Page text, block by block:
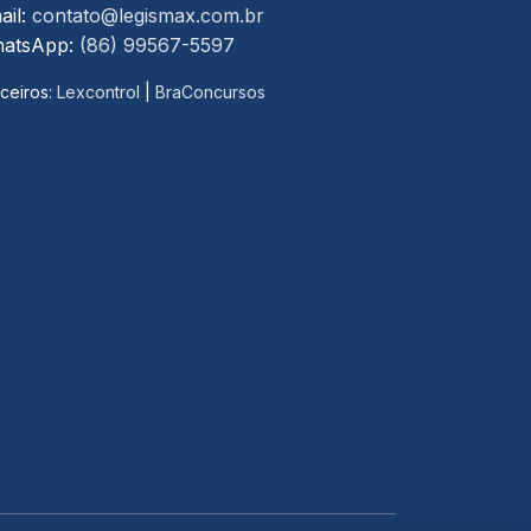
contato@legismax.com.br
(86) 99567-5597
Lexcontrol BraConcursos